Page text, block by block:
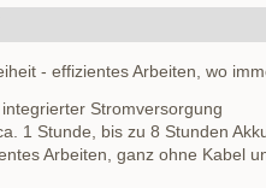
- effizientes Arbeiten, wo
Stromversorgung
1 Stunde, bis zu 8 Stunden
Arbeiten, ganz ohne Kabel